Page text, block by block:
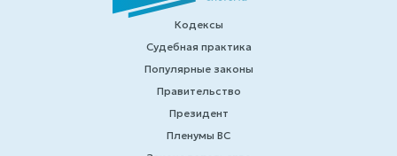
Кодексы
Судебная практика
Популярные законы
Правительство
Президент
Пленумы ВС